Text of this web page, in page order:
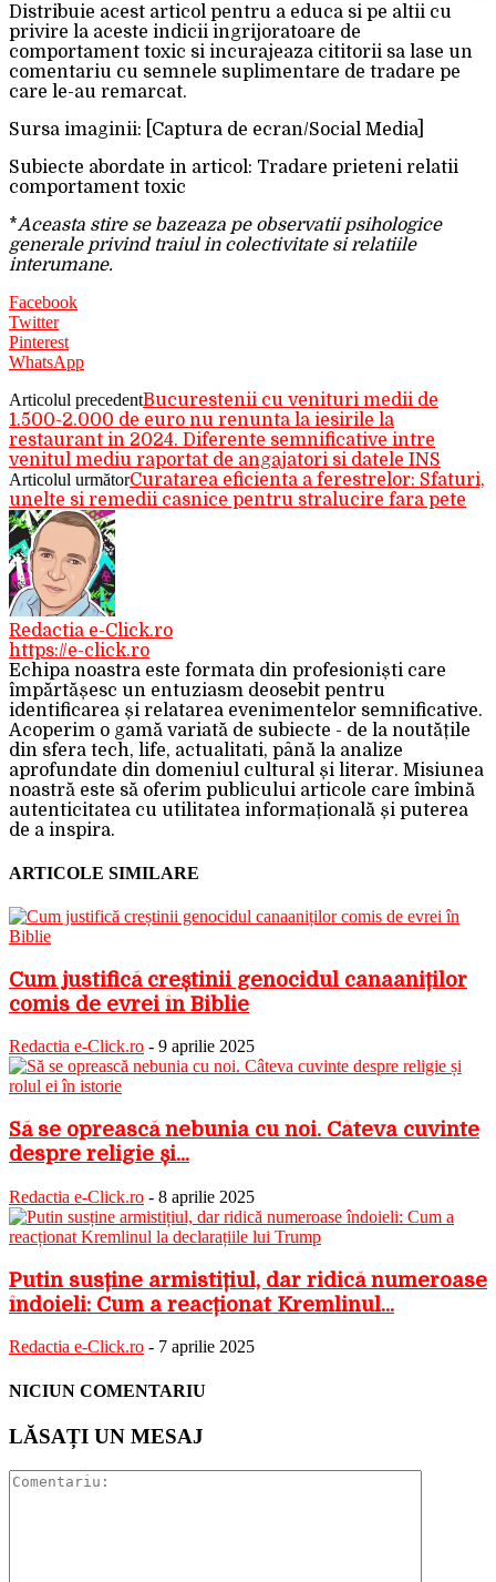
Distribuie acest articol pentru a educa si pe altii cu
privire la aceste indicii ingrijoratoare de
comportament toxic si incurajeaza cititorii sa lase un
comentariu cu semnele suplimentare de tradare pe
care le-au remarcat.
Sursa imaginii: [Captura de ecran/Social Media]
Subiecte abordate in articol: Tradare prieteni relatii
comportament toxic
*Aceasta stire se bazeaza pe observatii psihologice
generale privind traiul in colectivitate si relatiile
interumane.
Facebook
Twitter
Pinterest
WhatsApp
Articolul precedentBucurestenii cu venituri medii de
1.500-2.000 de euro nu renunta la iesirile la
restaurant in 2024. Diferente semnificative intre
venitul mediu raportat de angajatori si datele INS
Articolul următorCuratarea eficienta a ferestrelor: Sfaturi,
unelte si remedii casnice pentru stralucire fara pete
Redactia e-Click.ro
https://e-click.ro
Echipa noastra este formata din profesioniști care
împărtășesc un entuziasm deosebit pentru
identificarea și relatarea evenimentelor semnificative.
Acoperim o gamă variată de subiecte - de la noutățile
din sfera tech, life, actualitati, până la analize
aprofundate din domeniul cultural și literar. Misiunea
noastră este să oferim publicului articole care îmbină
autenticitatea cu utilitatea informațională și puterea
de a inspira.
ARTICOLE SIMILARE
Cum justifică creștinii genocidul canaaniților
comis de evrei în Biblie
Redactia e-Click.ro - 9 aprilie 2025
Să se oprească nebunia cu noi. Câteva cuvinte
despre religie și...
Redactia e-Click.ro - 8 aprilie 2025
Putin susține armistițiul, dar ridică numeroase
îndoieli: Cum a reacționat Kremlinul...
Redactia e-Click.ro - 7 aprilie 2025
NICIUN COMENTARIU
LĂSAȚI UN MESAJ